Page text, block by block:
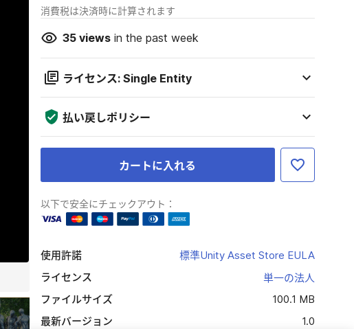
消費税は決済時に計算されます
35viewsin the past week
ライセンス: Single Entity
払い戻しポリシー
カートに入れる
以下で安全にチェックアウト：
使用許諾
標準Unity Asset Store EULA
ライセンス
単一の法人
ファイルサイズ
100.1 MB
最新バージョン
1.0